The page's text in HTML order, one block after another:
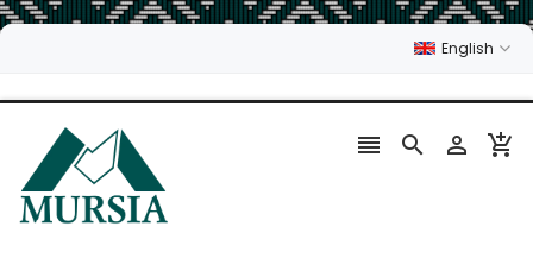
English
   